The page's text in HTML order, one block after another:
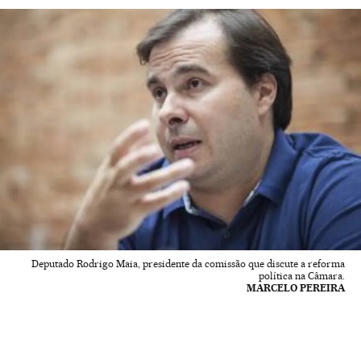
Deputado Rodrigo Maia, presidente da comissão que discute a reforma
política na Câmara.
MARCELO PEREIRA